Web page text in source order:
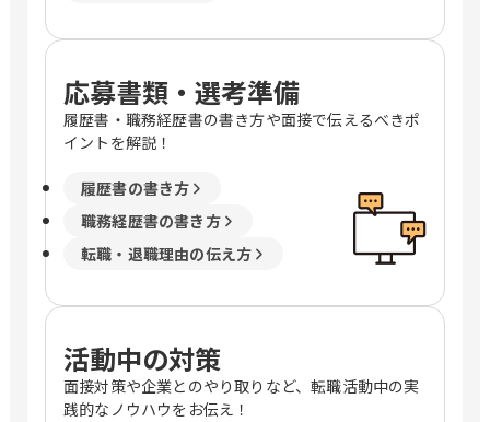
応募書類・選考準備
履歴書・職務経歴書の書き方や面接で伝えるべきポ
イントを解説！
履歴書の書き方
職務経歴書の書き方
転職・退職理由の伝え方
活動中の対策
面接対策や企業とのやり取りなど、転職活動中の実
践的なノウハウをお伝え！